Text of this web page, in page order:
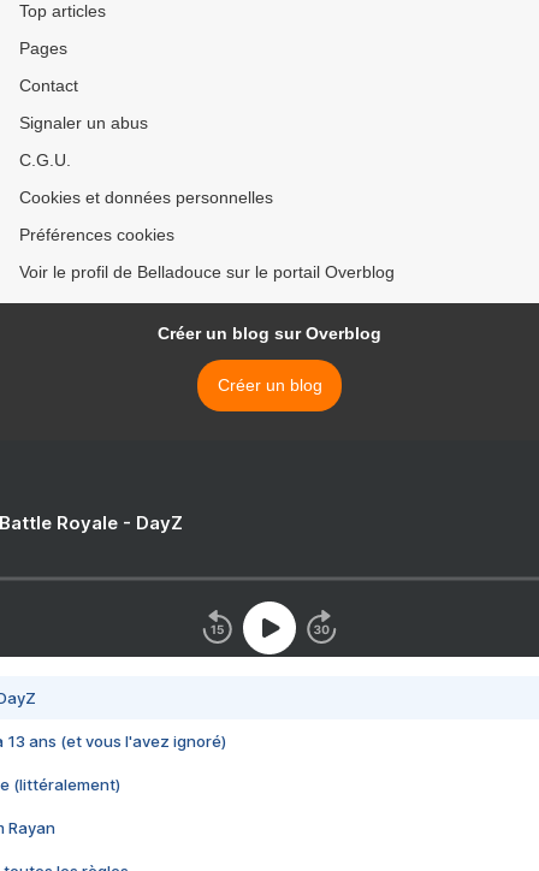
Top articles
Pages
Contact
Signaler un abus
C.G.U.
Cookies et données personnelles
Préférences cookies
Voir le profil de Belladouce sur le portail Overblog
Créer un blog sur Overblog
Créer un blog
Royale - DayZ
13 ans (et vous l'avez ignoré)
(littéralement)
Rayan